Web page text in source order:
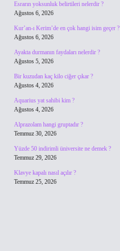
Esrarın yoksunluk belirtileri nelerdir ?
Ağustos 6, 2026
Kur’an-ı Kerim’de en çok hangi isim geçer ?
Ağustos 6, 2026
Ayakta durmanın faydaları nelerdir ?
Ağustos 5, 2026
Bir kuzudan kaç kilo ciğer çıkar ?
Ağustos 4, 2026
Aquarius yat sahibi kim ?
Ağustos 4, 2026
Alprazolam hangi gruptadır ?
Temmuz 30, 2026
Yüzde 50 indirimli üniversite ne demek ?
Temmuz 29, 2026
Klavye kapalı nasıl açılır ?
Temmuz 25, 2026